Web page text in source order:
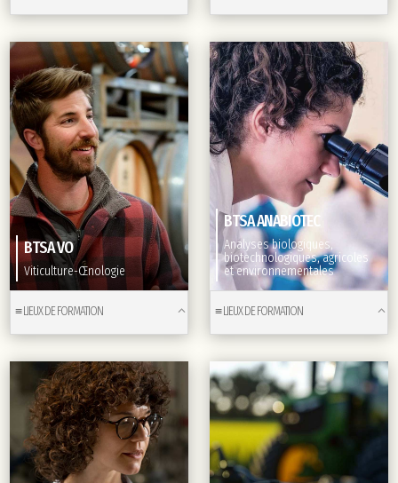
BTSA VO
Viticulture-Œnologie
≡ LIEUX DE FORMATION
BTSA ANABIOTEC
Analyses biologiques,
biotechnologiques, agricoles
et environnementales
≡ LIEUX DE FORMATION